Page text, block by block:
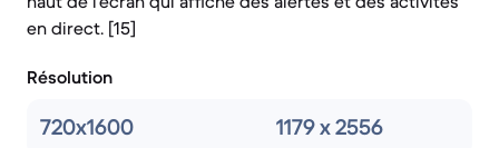
en direct. [15]
Résolution
720x1600 1179 x 2556